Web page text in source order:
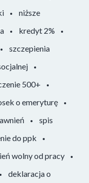
niższe
kredyt 2%
szczepienia
500+
o emeryturę
spis
do ppk
wolny od pracy
deklaracja o